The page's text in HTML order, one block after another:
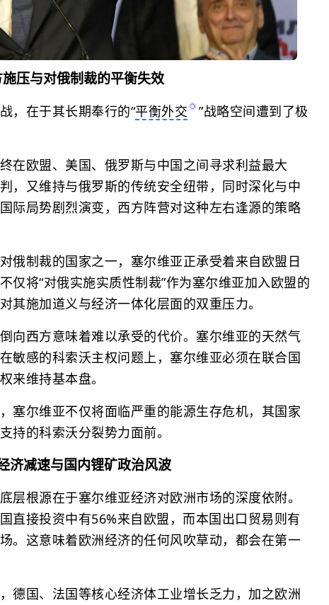
压与对俄制裁的平衡失效
，在于其长期奉行的“平衡外交
”战略空间遭到了极
在欧盟、美国、俄罗斯与中国之间寻求利益最大
，又维持与俄罗斯的传统安全纽带，同时深化与中
际局势剧烈演变，西方阵营对这种左右逢源的策略
俄制裁的国家之一，塞尔维亚正承受着来自欧盟日
仅将“对俄实施实质性制裁”作为塞尔维亚加入欧盟的
其施加道义与经济一体化层面的双重压力。
向西方意味着难以承受的代价。塞尔维亚的天然气
敏感的科索沃主权问题上，塞尔维亚必须在联合国
来维持基本盘。
塞尔维亚不仅将面临严重的能源生存危机，其国家
持的科索沃分裂势力面前。
济减速与国内锂矿政治风波
层根源在于塞尔维亚经济对欧洲市场的深度依附。
直接投资中有56%来自欧盟，而本国出口贸易则有
。这意味着欧洲经济的任何风吹草动，都会在第一
德国、法国等核心经济体工业增长乏力，加之欧洲